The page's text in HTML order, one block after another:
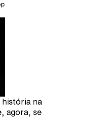
história na
agora, se